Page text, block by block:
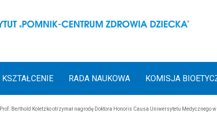
KSZTAŁCENIE RADA NAUKOWA KOMISJA
Prof. Berthold Koletzko otrzymał nagrodę Doktora Honoris Causa Uniwersytetu Medycznego